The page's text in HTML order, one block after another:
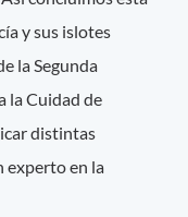
y sus islotes
la Segunda
la Cuidad de
distintas
experto en la